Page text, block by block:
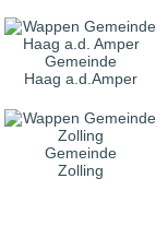
Gemeinde
Haag a.d.Amper
Gemeinde
Zolling